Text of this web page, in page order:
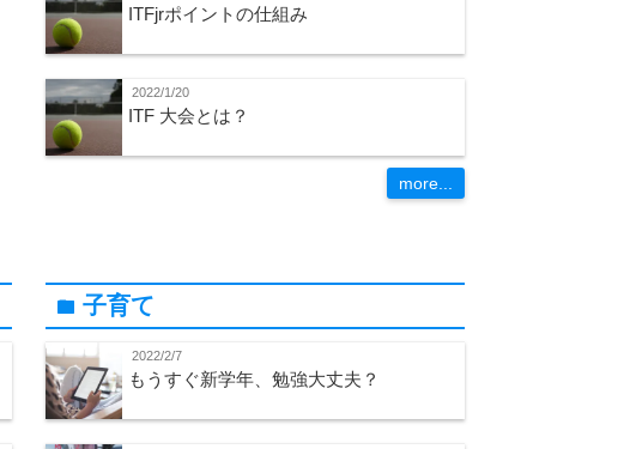
ITFjrポイントの仕組み
2022/1/20
ITF 大会とは？
more...
folder 子育て
2022/2/7
もうすぐ新学年、勉強大丈夫？